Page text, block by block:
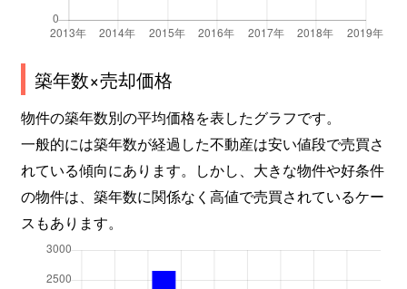
築年数×売却価格
物件の築年数別の平均価格を表したグラフです。
一般的には築年数が経過した不動産は安い値段で売買さ
れている傾向にあります。しかし、大きな物件や好条件
の物件は、築年数に関係なく高値で売買されているケー
スもあります。